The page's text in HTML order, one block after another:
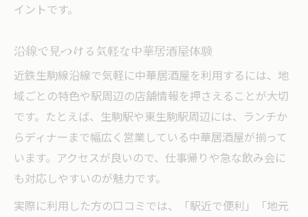
イントです。
沿線で見つける気軽な中華居酒屋体験
近鉄生駒線沿線で気軽に中華居酒屋を利用するには、地
域ごとの特色や駅周辺の店舗情報を押さえることが大切
です。たとえば、生駒駅や東生駒駅周辺には、ランチか
らディナーまで幅広く営業している中華居酒屋が揃って
います。アクセスが良いので、仕事帰りや急な飲み会に
も対応しやすいのが魅力です。
実際に利用した方の口コミでは、「駅近で便利」「地元